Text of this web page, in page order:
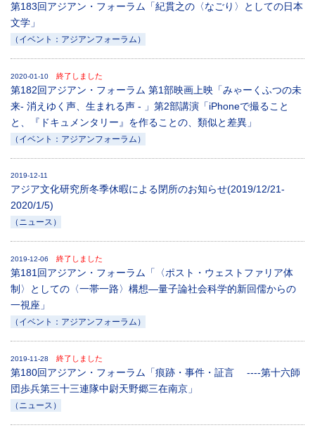
第183回アジアン・フォーラム「紀貫之の〈なごり〉としての日本
文学」
（イベント：アジアンフォーラム）
2020-01-10 終了しました
第182回アジアン・フォーラム 第1部映画上映「みゃーくふつの未
来- 消えゆく声、生まれる声 - 」第2部講演「iPhoneで撮ること
と、『ドキュメンタリー』を作ることの、類似と差異」
（イベント：アジアンフォーラム）
2019-12-11
アジア文化研究所冬季休暇による閉所のお知らせ(2019/12/21-
2020/1/5)
（ニュース）
2019-12-06 終了しました
第181回アジアン・フォーラム「〈ポスト・ウェストファリア体
制〉としての〈一帯一路〉構想―量子論社会科学的新回儒からの
一視座」
（イベント：アジアンフォーラム）
2019-11-28 終了しました
第180回アジアン・フォーラム「痕跡・事件・証言 ----第十六師
団歩兵第三十三連隊中尉天野郷三在南京」
（ニュース）